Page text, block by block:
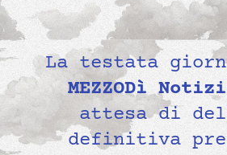
La testata
MEZZODì
attesa di
definitiva